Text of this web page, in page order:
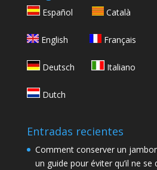
Español Català
English Français
Deutsch Italiano
Dutch
Entradas recientes
Comment conserver un
un guide pour éviter qu’il ne se